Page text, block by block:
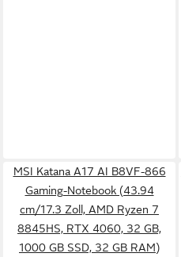
MSI Katana A17 AI B8VF-866
Gaming-Notebook (43.94
cm/17.3 Zoll, AMD Ryzen 7
8845HS, RTX 4060, 32 GB,
1000 GB SSD, 32 GB RAM)